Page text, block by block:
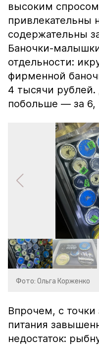
высоким
привлекательны
содержательны
Баночки-
отдельности:
фирменной
4 тысячи
побольше — за 6,
Фото: Ольга Корженко
Впрочем, с точки
питания
недостаток: